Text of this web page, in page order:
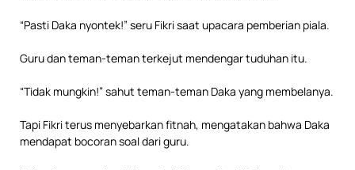
“Pasti Daka nyontek!” seru Fikri saat upacara pemberian piala.
Guru dan teman-teman terkejut mendengar tuduhan itu.
“Tidak mungkin!” sahut teman-teman Daka yang membelanya.
Tapi Fikri terus menyebarkan fitnah, mengatakan bahwa Daka
mendapat bocoran soal dari guru.